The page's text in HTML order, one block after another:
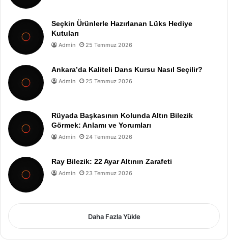
Seçkin Ürünlerle Hazırlanan Lüks Hediye
Kutuları
Admin 25 Temmuz 2026
Ankara’da Kaliteli Dans Kursu Nasıl Seçilir?
Admin 25 Temmuz 2026
Rüyada Başkasının Kolunda Altın Bilezik
Görmek: Anlamı ve Yorumları
Admin 24 Temmuz 2026
Ray Bilezik: 22 Ayar Altının Zarafeti
Admin 23 Temmuz 2026
Daha Fazla Yükle